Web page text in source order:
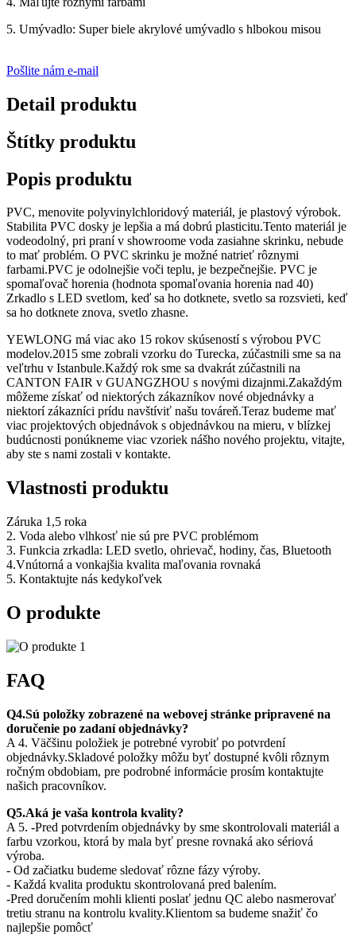
5. Umývadlo: Super biele akrylové umývadlo s hlbokou misou
Pošlite nám e-mail
Detail produktu
Štítky produktu
Popis produktu
PVC, menovite polyvinylchloridový materiál, je plastový výrobok.
Stabilita PVC dosky je lepšia a má dobrú plasticitu.Tento materiál je
vodeodolný, pri praní v showroome voda zasiahne skrinku, nebude
to mať problém. O PVC skrinku je možné natrieť rôznymi
farbami.PVC je odolnejšie voči teplu, je bezpečnejšie. PVC je
spomaľovač horenia (hodnota spomaľovania horenia nad 40)
Zrkadlo s LED svetlom, keď sa ho dotknete, svetlo sa rozsvieti, keď
sa ho dotknete znova, svetlo zhasne.
YEWLONG má viac ako 15 rokov skúseností s výrobou PVC
modelov.2015 sme zobrali vzorku do Turecka, zúčastnili sme sa na
veľtrhu v Istanbule.Každý rok sme sa dvakrát zúčastnili na
CANTON FAIR v GUANGZHOU s novými dizajnmi.Zakaždým
môžeme získať od niektorých zákazníkov nové objednávky a
niektorí zákazníci prídu navštíviť našu továreň.Teraz budeme mať
viac projektových objednávok s objednávkou na mieru, v blízkej
budúcnosti ponúkneme viac vzoriek nášho nového projektu, vitajte,
aby ste s nami zostali v kontakte.
Vlastnosti produktu
Záruka 1,5 roka
2. Voda alebo vlhkosť nie sú pre PVC problémom
3. Funkcia zrkadla: LED svetlo, ohrievač, hodiny, čas, Bluetooth
4.Vnútorná a vonkajšia kvalita maľovania rovnaká
5. Kontaktujte nás kedykoľvek
O produkte
FAQ
Q4.Sú položky zobrazené na webovej stránke pripravené na
doručenie po zadaní objednávky?
A 4. Väčšinu položiek je potrebné vyrobiť po potvrdení
objednávky.Skladové položky môžu byť dostupné kvôli rôznym
ročným obdobiam, pre podrobné informácie prosím kontaktujte
našich pracovníkov.
Q5.Aká je vaša kontrola kvality?
A 5. -Pred potvrdením objednávky by sme skontrolovali materiál a
farbu vzorkou, ktorá by mala byť presne rovnaká ako sériová
výroba.
- Od začiatku budeme sledovať rôzne fázy výroby.
- Každá kvalita produktu skontrolovaná pred balením.
-Pred doručením mohli klienti poslať jednu QC alebo nasmerovať
tretiu stranu na kontrolu kvality.Klientom sa budeme snažiť čo
najlepšie pomôcť